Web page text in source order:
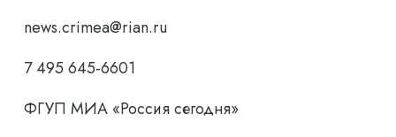
news.crimea@rian.ru
7 495 645-6601
ФГУП МИА «Россия сегодня»